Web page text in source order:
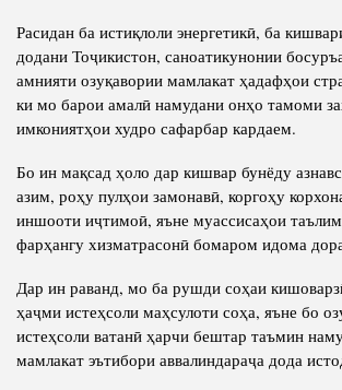
Расидан ба истиқлоли энергетикӣ, ба
додани Тоҷикистон, саноатикунонии
амнияти озуқавории мамлакат ҳадафҳои
ки мо барои амалӣ намудани онҳо тамоми
имкониятҳои худро сафарбар кардаем.
Бо ин мақсад ҳоло дар кишвар бунёду
азим, роҳу пулҳои замонавӣ, коргоҳу
иншооти иҷтимоӣ, яъне муассисаҳои
фарҳангу хизматрасонӣ бомаром идома
Дар ин раванд, мо ба рушди соҳаи
ҳаҷми истеҳсоли маҳсулоти соҳа, яъне бо
истеҳсоли ватанӣ ҳарчи бештар таъмин
мамлакат эътибори аввалиндараҷа дода